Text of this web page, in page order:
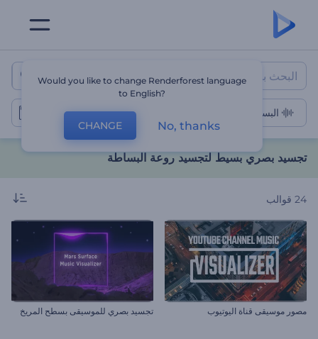
تجسيد بصري بسيط لتجسيد روعة
البساطة
تجسيد بصري بسيط لتجسيد روعة البساطة
24 قوالب
مصور موسيقى قناة اليوتيوب تجسيد بصري للموسيقى بسطح المريخ
Would you like to change Renderforest language
to English?
CHANGE No, thanks